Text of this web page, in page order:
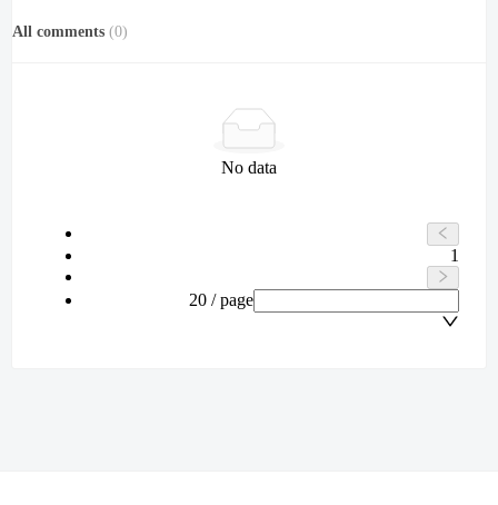
All comments (0)
No data
1
20 / page